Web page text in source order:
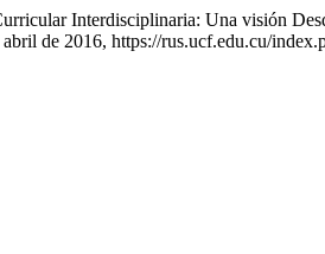
Interdisciplinaria: Una visión
de 2016, https://rus.ucf.edu.cu/